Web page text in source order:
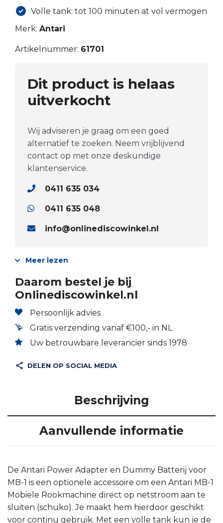
Volle tank: tot 100 minuten at vol vermogen
Merk: Antari
Artikelnummer: 61701
Dit product is helaas
uitverkocht
Wij adviseren je graag om een goed
alternatief te zoeken. Neem vrijblijvend
contact op met onze deskundige
klantenservice.
0411 635 034
0411 635 048
info@onlinediscowinkel.nl
Meer lezen
Daarom bestel je bij
Onlinediscowinkel.nl
Persoonlijk advies
Gratis verzending vanaf €100,- in NL
Uw betrouwbare leverancier sinds 1978
DELEN OP SOCIAL MEDIA
Beschrijving
Aanvullende informatie
De Antari Power Adapter en Dummy Batterij voor
MB-1 is een optionele accessoire om een Antari MB-1
Mobiele Rookmachine direct op netstroom aan te
sluiten (schuko). Je maakt hem hierdoor geschikt
voor continu gebruik. Met een volle tank kun je de